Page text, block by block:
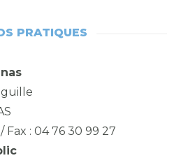
PRATIQUES
Fax : 04 76 30 99 27